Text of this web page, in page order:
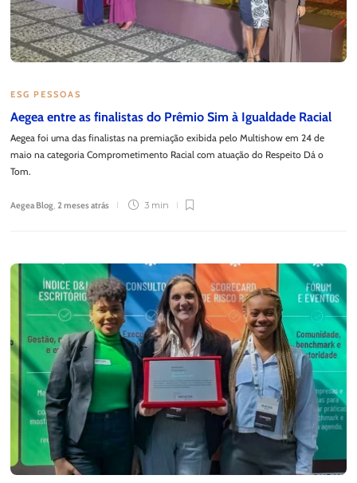
ESG PESSOAS
Aegea entre as finalistas do Prêmio Sim à Igualdade Racial
Aegea foi uma das finalistas na premiação exibida pelo Multishow em 24 de
maio na categoria Comprometimento Racial com atuação do Respeito Dá o
Tom.
Aegea Blog,2 meses atrás 3 min